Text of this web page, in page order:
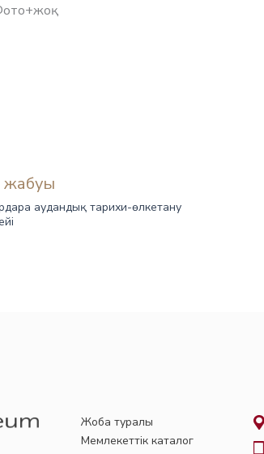
жабуы
аудандық тарихи-өлкетану
Жоба туралы
Мемлекеттік каталог